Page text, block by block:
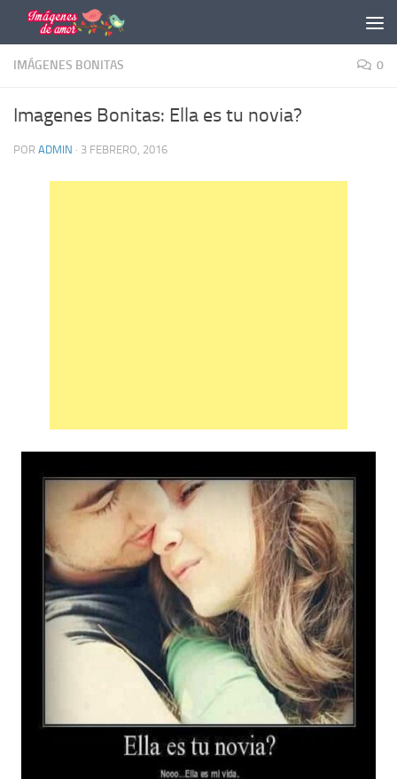
Saltar al contenido
IMÁGENES BONITAS 0
Imagenes Bonitas: Ella es tu novia?
POR ADMIN · 3 FEBRERO, 2016